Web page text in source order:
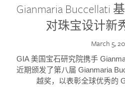
Gianmaria Buccellati
对珠宝设计新
March 5,
GIA 美国宝石研究院携手
近期颁发了第八届 Gianmaria
越奖，以表彰全球优秀的